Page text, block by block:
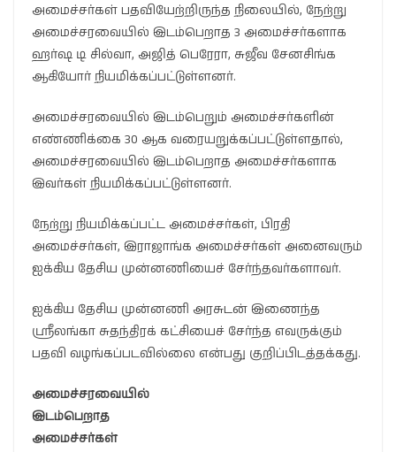
அமைச்சர்கள் பதவியேற்றிருந்த நிலையில், நேற்று
அமைச்சரவையில் இடம்பெறாத 3 அமைச்சர்களாக
ஹர்ஷ டி சில்வா, அஜித் பெரேரா, சுஜீவ சேனசிங்க
ஆகியோர் நியமிக்கப்பட்டுள்ளனர்.
அமைச்சரவையில் இடம்பெறும் அமைச்சர்களின்
எண்ணிக்கை 30 ஆக வரையறுக்கப்பட்டுள்ளதால்,
அமைச்சரவையில் இடம்பெறாத அமைச்சர்களாக
இவர்கள் நியமிக்கப்பட்டுள்ளனர்.
நேற்று நியமிக்கப்பட்ட அமைச்சர்கள், பிரதி
அமைச்சர்கள், இராஜாங்க அமைச்சர்கள் அனைவரும்
ஐக்கிய தேசிய முன்னணியைச் சேர்ந்தவர்களாவர்.
ஐக்கிய தேசிய முன்னணி அரசுடன் இணைந்த
ஸ்ரீலங்கா சுதந்திரக் கட்சியைச் சேர்ந்த எவருக்கும்
பதவி வழங்கப்படவில்லை என்பது குறிப்பிடத்தக்கது.
அமைச்சரவையில்
இடம்பெறாத
அமைச்சர்கள்